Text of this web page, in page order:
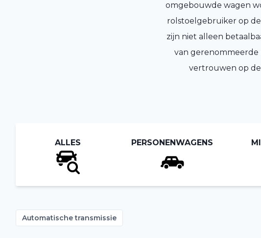
omgebouwde wagen
rolstoelgebruiker op
zijn niet alleen
van gerenommeerde
vertrouwen op
ALLES PERSONENWAGENS
Automatische transmissie